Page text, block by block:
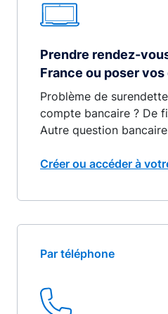
Prendre rendez-
France ou poser
Problème de
compte bancaire ? De
Autre question bancaire
Créer ou accéder à
Par téléphone